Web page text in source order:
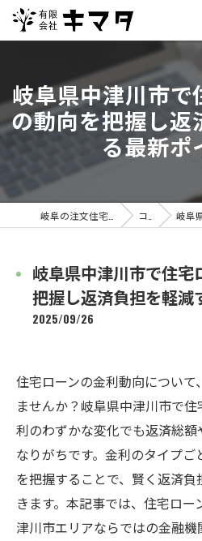
岐阜県中津川市で
の動向を把握し返
る最新ポ
コラム 岐阜県中津
岐阜県中津川市で住宅
把握し返済負担を軽減
2025/09/26
住宅ローンの金利動向につい
ませんか？岐阜県中津川市で
利のわずかな変化でも返済総額
なりがちです。金利のタイプ
を把握することで、賢く返済
きます。本記事では、住宅ロ
津川市エリアならではの金融